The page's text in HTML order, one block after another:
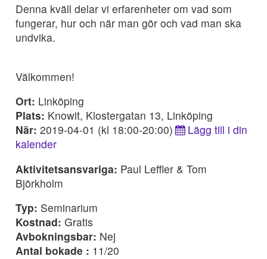
Denna kväll delar vi erfarenheter om vad som
fungerar, hur och när man gör och vad man ska
undvika.
Välkommen!
Ort: Linköping
Plats: Knowit, Klostergatan 13, Linköping
När: 2019-04-01 (kl 18:00-20:00)
Lägg till i din
kalender
Aktivitetsansvariga: Paul Leffler & Tom
Björkholm
Typ: Seminarium
Kostnad: Gratis
Avbokningsbar: Nej
Antal bokade : 11/20